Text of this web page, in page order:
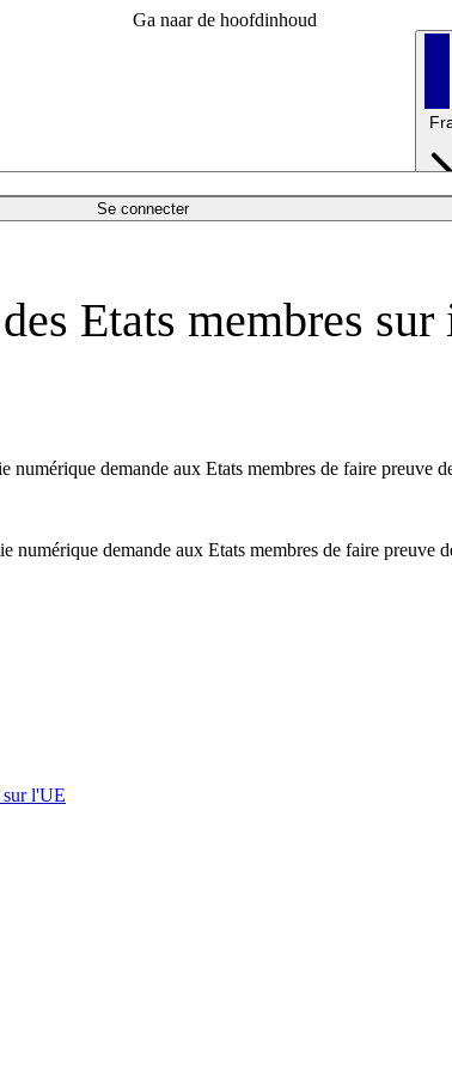
Ga naar de hoofdinhoud
Se connecter
Etats membres sur
demande aux Etats membres de faire preuve
demande aux Etats membres de faire preuve
sur l'UE